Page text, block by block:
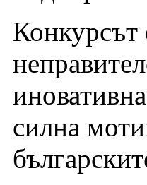
Конкурсът
силна